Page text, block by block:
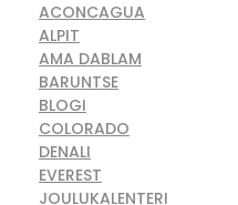
ACONCAGUA
ALPIT
AMA DABLAM
BARUNTSE
BLOGI
COLORADO
DENALI
EVEREST
JOULUKALENTERI